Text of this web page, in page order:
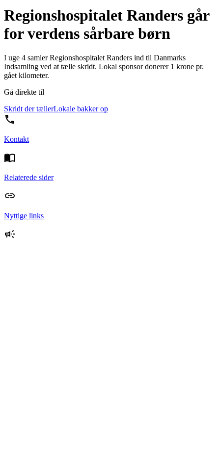
Regionshospitalet Randers går
for verdens sårbare børn
I uge 4 samler Regionshospitalet Randers ind til Danmarks
Indsamling ved at tælle skridt. Lokal sponsor donerer 1 krone pr.
gået kilometer.
Gå direkte til
Skridt der tællerLokale bakker op
Kontakt
Relaterede sider
Nyttige links